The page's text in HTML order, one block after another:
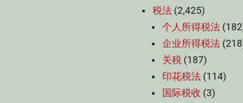
税法 (2,425)
个人所得税法
企业所得税法
关税 (187)
印花税法 (114)
国际税收 (3)